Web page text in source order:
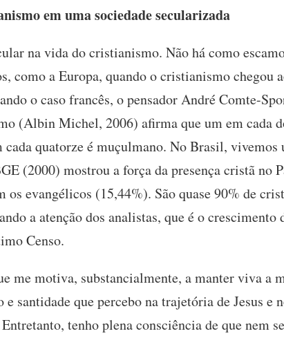
em uma sociedade secularizada
na vida do cristianismo. Não há como
como a Europa, quando o cristianismo chegou
o caso francês, o pensador André Comte-
(Albin Michel, 2006) afirma que um em cada
quatorze é muçulmano. No Brasil, vivemos
(2000) mostrou a força da presença cristã no
evangélicos (15,44%). São quase 90% de
a atenção dos analistas, que é o
Censo.
me motiva, substancialmente, a manter viva a
santidade que percebo na trajetória de Jesus e
tenho plena consciência de que nem